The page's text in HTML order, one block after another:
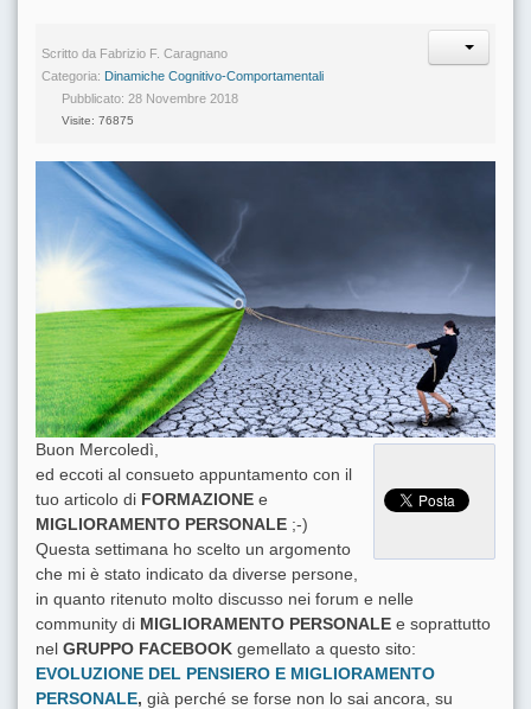
Scritto da Fabrizio F. Caragnano
Categoria: Dinamiche Cognitivo-Comportamentali
Pubblicato: 28 Novembre 2018
Visite: 76875
Buon Mercoledì,
ed eccoti al consueto appuntamento con il
tuo articolo di FORMAZIONE e
MIGLIORAMENTO PERSONALE ;-)
Questa settimana ho scelto un argomento
che mi è stato indicato da diverse persone,
in quanto ritenuto molto discusso nei forum e nelle
community di MIGLIORAMENTO PERSONALE e soprattutto
nel GRUPPO FACEBOOK gemellato a questo sito:
EVOLUZIONE DEL PENSIERO E MIGLIORAMENTO
PERSONALE, già perché se forse non lo sai ancora, su